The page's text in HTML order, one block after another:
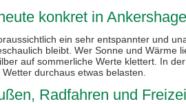
konkret in
ein sehr entspannter und
bleibt. Wer Sonne und Wärme
auf sommerliche Werte klettert. In
durchaus etwas belasten.
Radfahren und